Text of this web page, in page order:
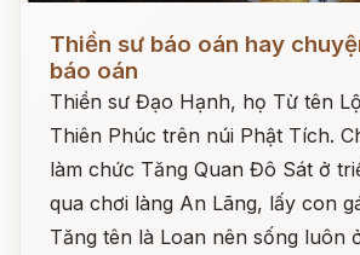
Đọc ngay
Thiền sư báo oán hay
báo oán
Thiền sư Đạo Hạnh, họ Từ tên
Thiên Phúc trên núi Phật Tích.
làm chức Tăng Quan Đô Sát ở
qua chơi làng An Lãng, lấy con
Tăng tên là Loan nên sống luôn